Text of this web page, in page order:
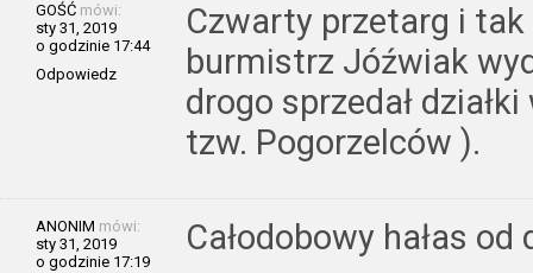
GOŚĆ mówi:
sty 31, 2019
o godzinie 17:44
Odpowiedz
Czwarty przetarg i
burmistrz Jóźwiak
drogo sprzedał
tzw. Pogorzelców ).
ANONIM mówi:
sty 31, 2019
o godzinie 17:19
Całodobowy hałas